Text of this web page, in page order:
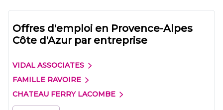
Offres d'emploi en Provence-Alpes
Côte d'Azur par entreprise
VIDAL ASSOCIATES
FAMILLE RAVOIRE
CHATEAU FERRY LACOMBE